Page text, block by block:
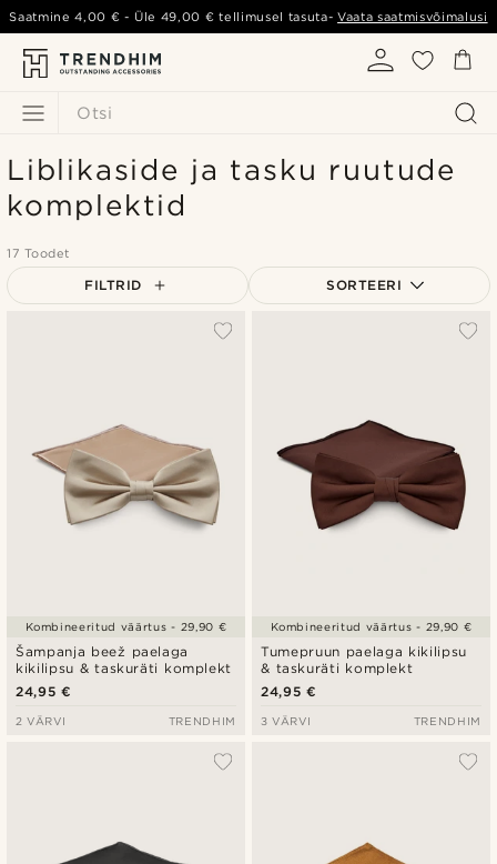
Otsi
Saatmine4,00 € - Üle 49,00 € tellimusel tasuta-Vaata saatmisvõimalusi
Liblikaside ja tasku ruutude
komplektid
17 Toodet
FILTRID SORTEERI
Kõrgeim hind
Šampanja beež paelaga
kikilipsu & taskuräti komplekt
24,95 €
Kombineeritud väärtus - 29,90 €
2 VÄRVI TRENDHIM
Tumepruun paelaga kikilipsu
& taskuräti komplekt
24,95 €
Kombineeritud väärtus - 29,90 €
3 VÄRVI TRENDHIM